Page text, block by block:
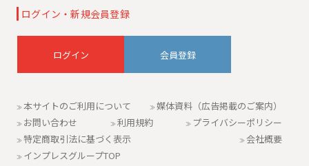
ログイン・新規会員登録
会員登録
本サイトのご利用について
媒体資料（広告掲載のご案内）
お問い合わせ
利用規約
プライバシーポリシー
特定商取引法に基づく表示
会社概要
インプレスグループTOP